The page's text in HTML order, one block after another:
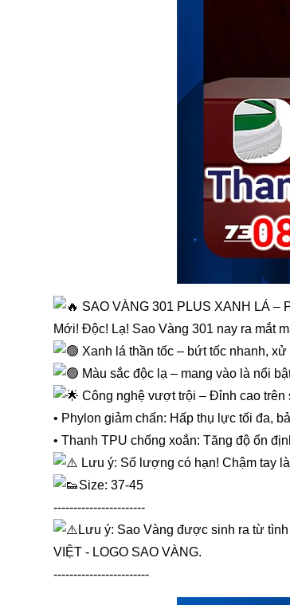
SAO VÀNG 301 PLUS XANH LÁ –
Mới! Độc! Lạ! Sao Vàng 301 nay ra mắt
Xanh lá thần tốc – bứt tốc nhanh, xử
Màu sắc độc lạ – mang vào là nổi
Công nghệ vượt trội – Đỉnh cao trên
• Phylon giảm chấn: Hấp thụ lực tối đa,
• Thanh TPU chống xoắn: Tăng độ ổn
Lưu ý: Số lượng có hạn! Chậm tay
Size: 37-45
-----------------------
Lưu ý: Sao Vàng được sinh ra từ
VIỆT - LOGO SAO VÀNG.
------------------------